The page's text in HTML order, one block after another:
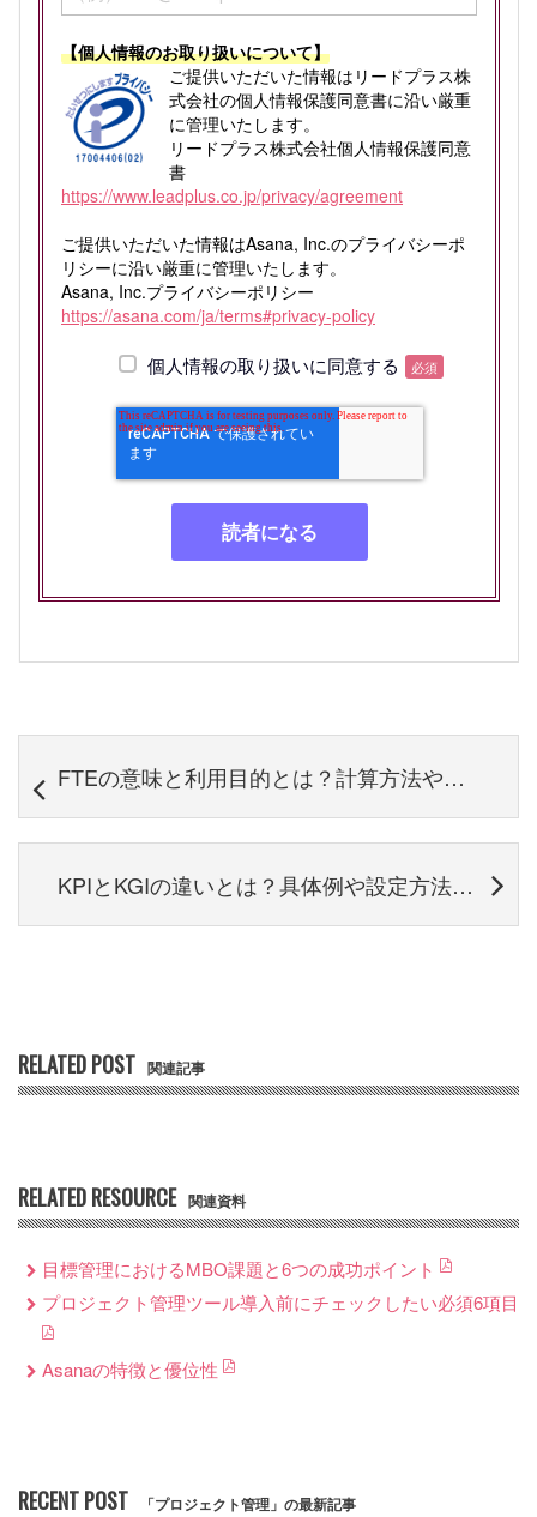
【個人情報のお取り扱いについて】
ご提供いただいた情報はリードプラス株
式会社の個人情報保護同意書に沿い厳重
に管理いたします。
リードプラス株式会社個人情報保護同意
書
https://www.leadplus.co.jp/privacy/agreement
ご提供いただいた情報はAsana, Inc.のプライバシーポ
リシーに沿い厳重に管理いたします。
Asana, Inc.プライバシーポリシー
https://asana.com/ja/terms#privacy-policy
個人情報の取り扱いに同意する 必須
FTEの意味と利用目的とは？計算方法やユースケースを解説
KPIとKGIの違いとは？具体例や設定方法からそのポイントについても解説
RELATED POST 関連記事
RELATED RESOURCE 関連資料
目標管理におけるMBO課題と6つの成功ポイント
プロジェクト管理ツール導入前にチェックしたい必須6項目
Asanaの特徴と優位性
RECENT POST 「プロジェクト管理」の最新記事